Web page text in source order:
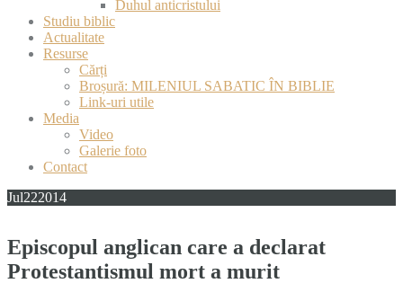
Duhul anticristului
Studiu biblic
Actualitate
Resurse
Cărți
Broșură: MILENIUL SABATIC ÎN BIBLIE
Link-uri utile
Media
Video
Galerie foto
Contact
Jul222014
Episcopul anglican care a declarat
Protestantismul mort a murit